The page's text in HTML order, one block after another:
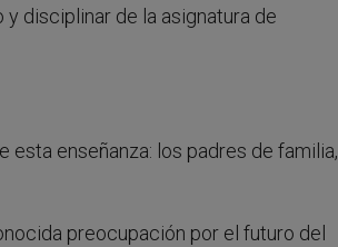
disciplinar de la asignatura de
enseñanza: los padres de familia,
preocupación por el futuro del